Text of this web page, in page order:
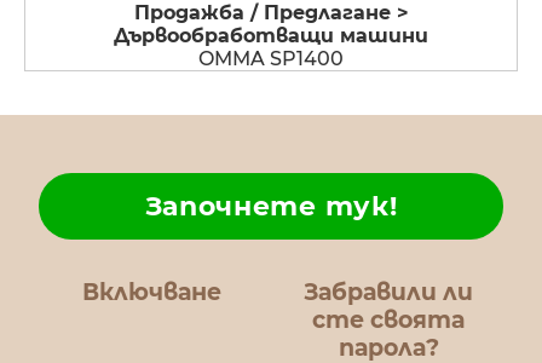
Продажба / Предлагане >
Дървообработващи машини
OMMA SP1400
Включване
Забравили ли
сте своята
парола?
Започнете тук!